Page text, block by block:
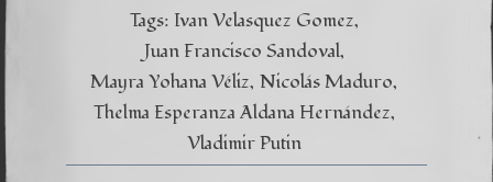
Tags: Ivan Velasquez Gomez
Juan Francisco Sandoval
Mayra Yohana Véliz Nicolás Maduro
Thelma Esperanza Aldana Hernández
Vladimir Putin